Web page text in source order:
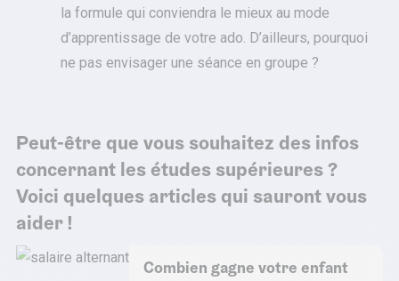
la formule qui conviendra le mieux au mode
d’apprentissage de votre ado. D’ailleurs, pourquoi
ne pas envisager une séance en groupe ?
Peut-être que vous souhaitez des infos
concernant les études supérieures ?
Voici quelques articles qui sauront vous
aider !
Combien gagne votre enfant